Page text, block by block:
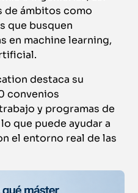
de ámbitos como
que busquen
en machine learning,
destaca su
convenios
y programas de
que puede ayudar a
el entorno real de las